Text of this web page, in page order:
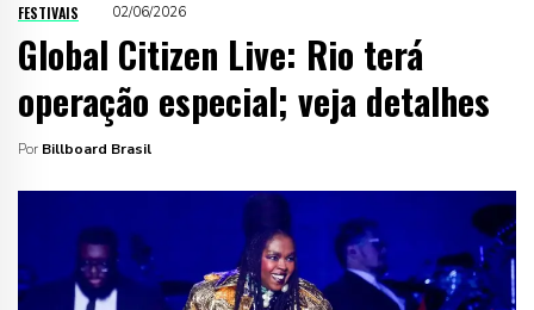
FESTIVAIS 02/06/2026
Global Citizen Live: Rio terá
operação especial; veja detalhes
Por Billboard Brasil